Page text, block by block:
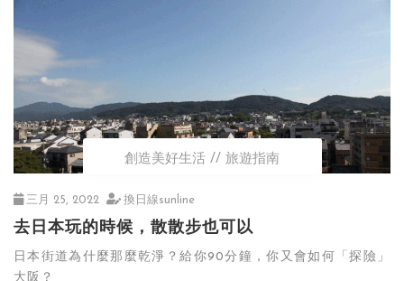
創造美好生活 旅遊指南
三月 25, 2022 換日線sunline
去日本玩的時候，散散步也可以
日本街道為什麼那麼乾淨？給你90分鐘，你又會如何「探險」
大阪？